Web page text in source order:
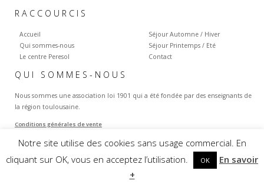
RACCOURCIS
Accueil
Qui sommes-nous
Le centre Peresol
Séjour Automne / Hiver
Séjour Printemps / Eté
Contact
QUI SOMMES-NOUS
Nous sommes une association loi 1901 qui a été fondée par des enseignants de
la région toulousaine.
Conditions générales de vente
Imprimer la page
Notre site utilise des cookies sans usage commercial. En
cliquant sur OK, vous en acceptez l’utilisation.
OK
En savoir
+